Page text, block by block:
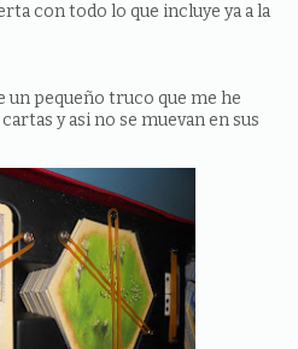
con todo lo que incluye ya a la
un pequeño truco que me he
y asi no se muevan en sus